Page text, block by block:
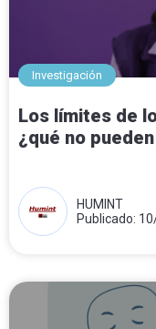
Investigación
Los límites de
¿qué no
HUMINT
Publicado: